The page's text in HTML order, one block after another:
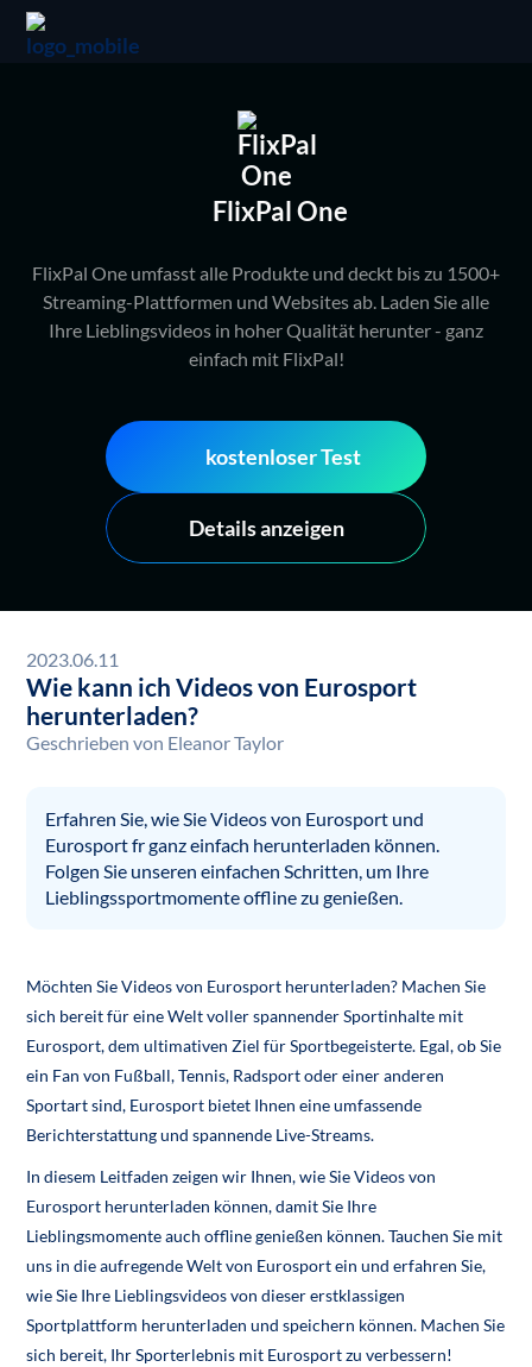
FlixPal One
FlixPal One umfasst alle Produkte und deckt bis zu 1500+
Streaming-Plattformen und Websites ab. Laden Sie alle
Ihre Lieblingsvideos in hoher Qualität herunter - ganz
einfach mit FlixPal!
kostenloser Test
Details anzeigen
2023.06.11
Wie kann ich Videos von Eurosport
herunterladen?
Geschrieben von Eleanor Taylor
Erfahren Sie, wie Sie Videos von Eurosport und
Eurosport fr ganz einfach herunterladen können.
Folgen Sie unseren einfachen Schritten, um Ihre
Lieblingssportmomente offline zu genießen.
Möchten Sie Videos von Eurosport herunterladen? Machen Sie
sich bereit für eine Welt voller spannender Sportinhalte mit
Eurosport, dem ultimativen Ziel für Sportbegeisterte. Egal, ob Sie
ein Fan von Fußball, Tennis, Radsport oder einer anderen
Sportart sind, Eurosport bietet Ihnen eine umfassende
Berichterstattung und spannende Live-Streams.
In diesem Leitfaden zeigen wir Ihnen, wie Sie Videos von
Eurosport herunterladen können, damit Sie Ihre
Lieblingsmomente auch offline genießen können. Tauchen Sie mit
uns in die aufregende Welt von Eurosport ein und erfahren Sie,
wie Sie Ihre Lieblingsvideos von dieser erstklassigen
Sportplattform herunterladen und speichern können. Machen Sie
sich bereit, Ihr Sporterlebnis mit Eurosport zu verbessern!